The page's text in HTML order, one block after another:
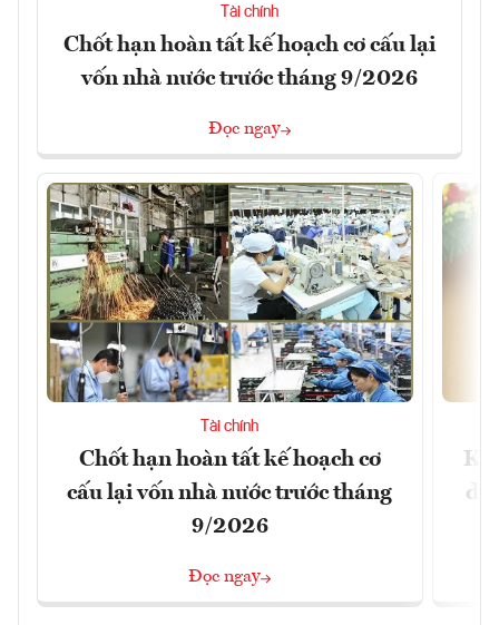
Tài chính
Chốt hạn hoàn tất kế hoạch cơ cấu lại
vốn nhà nước trước tháng 9/2026
Đọc ngay
Tài chính
Chốt hạn hoàn tất kế hoạch cơ
cấu lại vốn nhà nước trước tháng
9/2026
Đọc ngay